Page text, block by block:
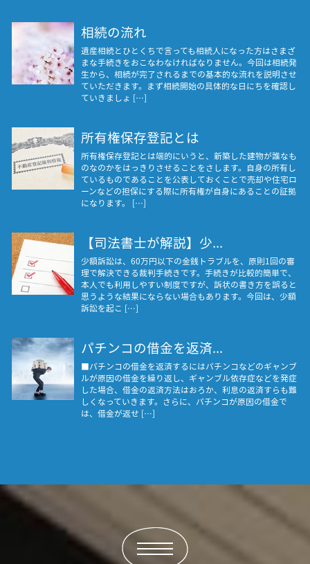
相続の流れ
遺産相続とひとくちで言っても相続人になった方はさまざ
まな手続きをおこなわなければなりません。今回は相続発
生から、相続が完了されるまでの基本的な流れを説明させ
ていただきます。まず相続開始の具体的な日にちを確認し
ていきましょ […]
所有権保存登記とは
所有権保存登記とは端的にいうと、新築した建物が誰なも
のなのかをはっきりさせることをさします。自身の所有し
ているものであることを公表しておくことで売却や住宅ロ
ーンなどの担保にする際に所有権が自身にあることの証拠
になります。 […]
【司法書士が解説】少...
少額訴訟は、60万円以下の金銭トラブルを、原則1回の審
理で解決できる裁判手続きです。手続きが比較的簡単で、
本人でも利用しやすい制度ですが、訴状の書き方を誤ると
思うような結果にならない場合もあります。今回は、少額
訴訟を起こ […]
パチンコの借金を返済...
■パチンコの借金を返済するにはパチンコなどのギャンブ
ルが原因の借金を繰り返し、ギャンブル依存症などを発症
した場合、借金の返済方法はおろか、利息の返済すらも難
しくなっていきます。さらに、パチンコが原因の借金で
は、借金が返せ […]